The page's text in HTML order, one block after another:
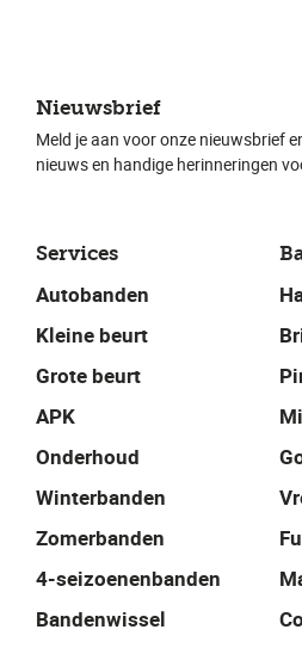
Services
Autobanden
Kleine beurt
Grote beurt
APK
Onderhoud
Winterbanden
Zomerbanden
4-seizoenenbanden
Bandenwissel
Nieuwsbrief
Meld je aan voor onze nieuwsbrief
nieuws en handige herinneringen